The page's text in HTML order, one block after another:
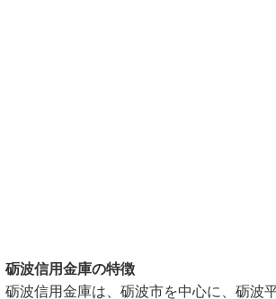
砺波信用金庫の特徴
砺波信用金庫は、砺波市を中心に、砺波